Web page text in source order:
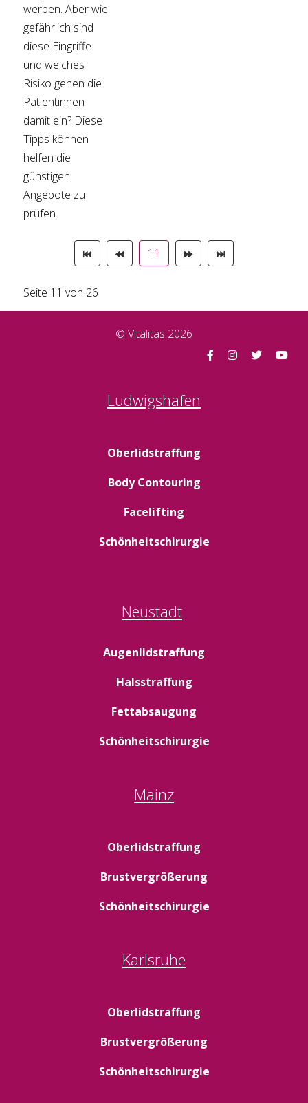
werben. Aber wie
gefährlich sind
diese Eingriffe
und welches
Risiko gehen die
Patientinnen
damit ein? Diese
Tipps können
helfen die
günstigen
Angebote zu
prüfen.
11
Seite 11 von 26
© Vitalitas 2026
Ludwigshafen
Oberlidstraffung
Body Contouring
Facelifting
Schönheitschirurgie
Neustadt
Augenlidstraffung
Halsstraffung
Fettabsaugung
Schönheitschirurgie
Mainz
Oberlidstraffung
Brustvergrößerung
Schönheitschirurgie
Karlsruhe
Oberlidstraffung
Brustvergrößerung
Schönheitschirurgie